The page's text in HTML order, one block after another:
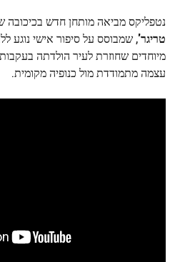
נטפליקס מביאה מותחן חדש בכיכובה
טריגר', שמבוסס על סיפור אישי נוגע
מיוחדים שחוזרת לעיר הולדתה
עצמה מתמודדת מול כנופיה מקומית.